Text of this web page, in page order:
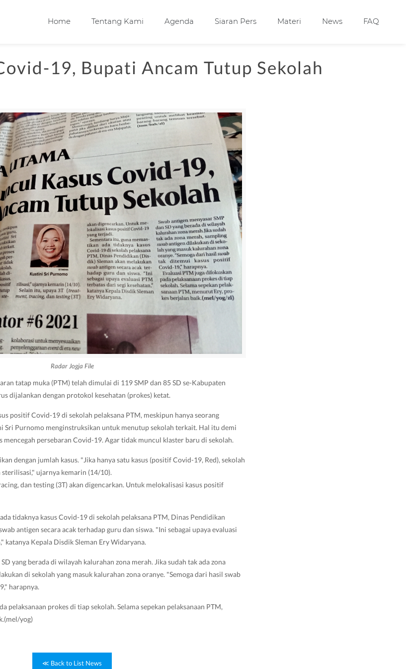
Home Tentang Kami Agenda Siaran Pers Materi News FAQ
19, Bupati Ancam Tutup Sekolah
Radar Jogja File
tatap muka (PTM) telah dimulai di 119 SMP dan 85 SD se-Kabupaten
dijalankan dengan protokol kesehatan (prokes) ketat.
positif Covid-19 di sekolah pelaksana PTM, meskipun hanya seorang
Sri Purnomo menginstruksikan untuk menutup sekolah terkait. Hal itu demi
mencegah persebaran Covid-19. Agar tidak muncul klaster baru di sekolah.
dengan jumlah kasus. "Jika hanya satu kasus (positif Covid-19, Red), sekolah
ujarnya kemarin (14/10).
dan testing (3T) akan digencarkan. Untuk melokalisasi kasus positif
tidaknya kasus Covid-19 di sekolah pelaksana PTM, Dinas Pendidikan
antigen secara acak terhadap guru dan siswa. "Ini sebagai upaya evaluasi
katanya Kepala Disdik Sleman Ery Widaryana.
yang berada di wilayah kalurahan zona merah. Jika sudah tak ada zona
di sekolah yang masuk kalurahan zona oranye. "Semoga dari hasil swab
harapnya.
pelaksanaan prokes di tiap sekolah. Selama sepekan pelaksanaan PTM,
yog)
≪ Back to List News